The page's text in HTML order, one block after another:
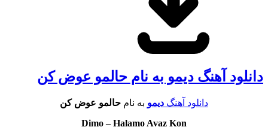
دانلود آهنگ دیمو به نام حالمو عوض کن
دانلود آهنگ دیمو به نام حالمو عوض کن
Dimo – Halamo Avaz Kon